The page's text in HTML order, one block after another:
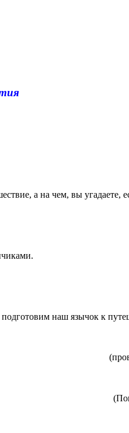
а на чем, вы угадаете,
наш язычок к